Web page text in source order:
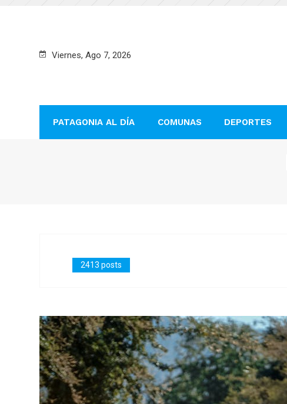
Viernes, Ago 7, 2026
PATAGONIA AL DÍA COMUNAS DEPORTES
2413 posts